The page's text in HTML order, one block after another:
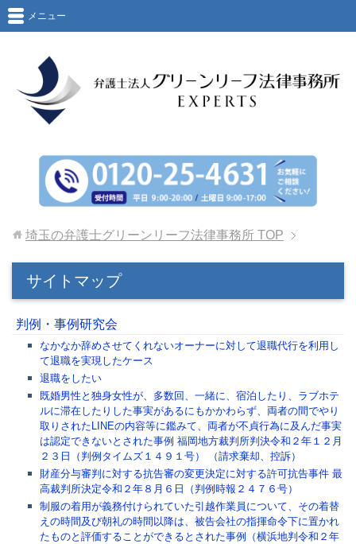
メニュー
埼玉の弁護士グリーンリーフ法律事務所 TOP
サイトマップ
判例・事例研究会
なかなか辞めさせてくれないオーナーに対して退職代行を利用し
て退職を実現したケース
退職をしたい
既婚男性と独身女性が、多数回、一緒に、宿泊したり、ラブホテ
ルに滞在したりした事実があるにもかかわらず、両者の間でやり
取りされたLINEの内容等に鑑みて、両者が不貞行為に及んだ事実
は認定できないとされた事例 福岡地方裁判所判決令和２年１２月
２３日（判例タイムズ１４９１号） （請求棄却、控訴）
財産分与審判に対する抗告審の変更決定に対する許可抗告事件 最
高裁判所決定令和２年８月６日（判例時報２４７６号）
制服の着用が義務付けられていた引越作業員について、その着替
えの時間及び朝礼の時間以降は、被告会社の指揮命令下に置かれ
たものと評価することができるとされた事例（横浜地判令和２年